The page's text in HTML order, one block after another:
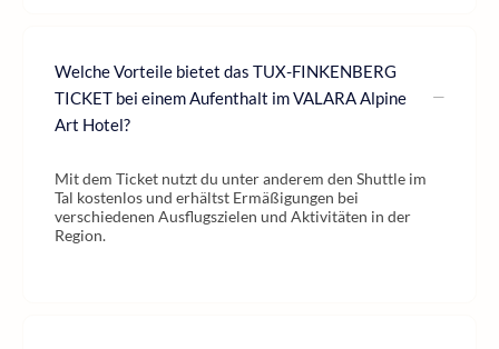
Welche Vorteile bietet das TUX-FINKENBERG
TICKET bei einem Aufenthalt im VALARA Alpine
Art Hotel?
Mit dem Ticket nutzt du unter anderem den Shuttle im
Tal kostenlos und erhältst Ermäßigungen bei
verschiedenen Ausflugszielen und Aktivitäten in der
Region.